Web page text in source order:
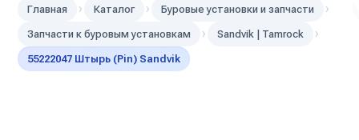
Главная › Каталог › Буровые установки и запчасти ›
Запчасти к буровым установкам › Sandvik | Tamroсk ›
55222047 Штырь (Pin) Sandvik